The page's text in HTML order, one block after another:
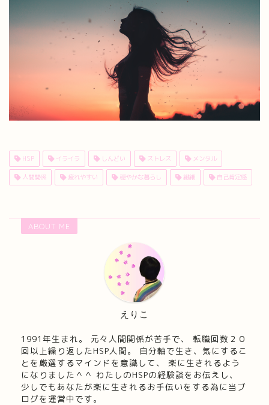
HSP イライラ しんどい ストレス メンタル
人間関係 疲れやすい 穏やかな暮らし 繊細 自己肯定感
ABOUT ME
えりこ
1991年生まれ。 元々人間関係が苦手で、 転職回数２０
回以上繰り返したHSP人間。 自分軸で生き、気にするこ
とを厳選するマインドを意識して、 楽に生きれるよう
になりました＾＾ わたしのHSPの経験談をお伝えし、
少しでもあなたが楽に生きれるお手伝いをする為に当ブ
ログを運営中です。